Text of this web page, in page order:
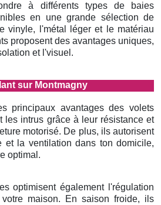
à différents types de baies
en une grande sélection de
vinyle, l'métal léger et le matériau
proposent des avantages uniques,
et l'visuel.
sur Montmagny
principaux avantages des volets
les intrus grâce à leur résistance et
motorisé. De plus, ils autorisent
et la ventilation dans ton domicile,
optimal.
optimisent également l'régulation
maison. En saison froide, ils